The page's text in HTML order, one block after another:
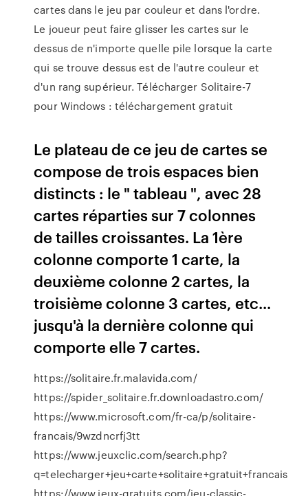
cartes dans le jeu par couleur et dans l'ordre.
Le joueur peut faire glisser les cartes sur le
dessus de n'importe quelle pile lorsque la carte
qui se trouve dessus est de l'autre couleur et
d'un rang supérieur. Télécharger Solitaire-7
pour Windows : téléchargement gratuit
Le plateau de ce jeu de cartes se
compose de trois espaces bien
distincts : le " tableau ", avec 28
cartes réparties sur 7 colonnes
de tailles croissantes. La 1ère
colonne comporte 1 carte, la
deuxième colonne 2 cartes, la
troisième colonne 3 cartes, etc...
jusqu'à la dernière colonne qui
comporte elle 7 cartes.
https://solitaire.fr.malavida.com/
https://spider_solitaire.fr.downloadastro.com/
https://www.microsoft.com/fr-ca/p/solitaire-
francais/9wzdncrfj3tt
https://www.jeuxclic.com/search.php?
q=telecharger+jeu+carte+solitaire+gratuit+francais
https://www.jeux-gratuits.com/jeu-classic-